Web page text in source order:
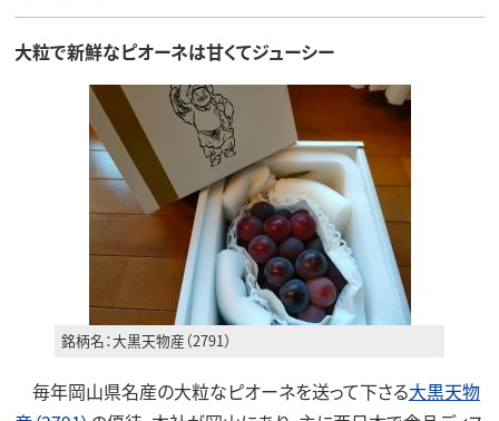
大粒で新鮮なピオーネは甘くてジューシー
銘柄名：大黒天物産（2791）
毎年岡山県名産の大粒なピオーネを送って下さる大黒天物